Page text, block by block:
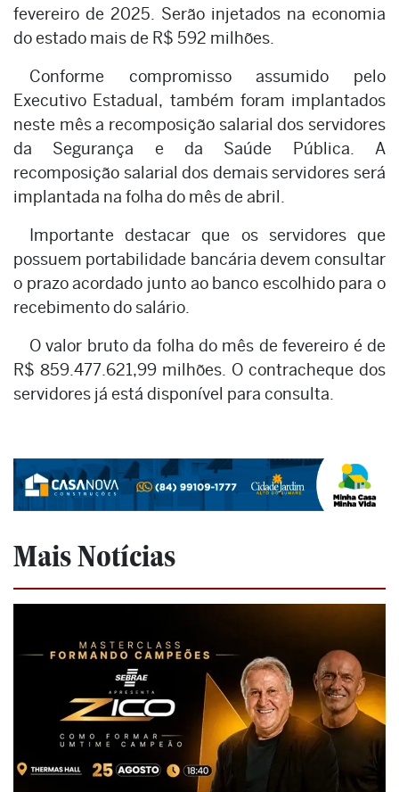
fevereiro de 2025. Serão injetados na economia
do estado mais de R$ 592 milhões.
Conforme compromisso assumido pelo
Executivo Estadual, também foram implantados
neste mês a recomposição salarial dos servidores
da Segurança e da Saúde Pública. A
recomposição salarial dos demais servidores será
implantada na folha do mês de abril.
Importante destacar que os servidores que
possuem portabilidade bancária devem consultar
o prazo acordado junto ao banco escolhido para o
recebimento do salário.
O valor bruto da folha do mês de fevereiro é de
R$ 859.477.621,99 milhões. O contracheque dos
servidores já está disponível para consulta.
Mais Notícias